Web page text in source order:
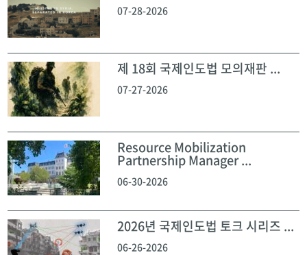
07-28-2026
제 18회 국제인도법 모의재판 ...
07-27-2026
Resource Mobilization
Partnership Manager ...
06-30-2026
2026년 국제인도법 토크 시리즈 ...
06-26-2026